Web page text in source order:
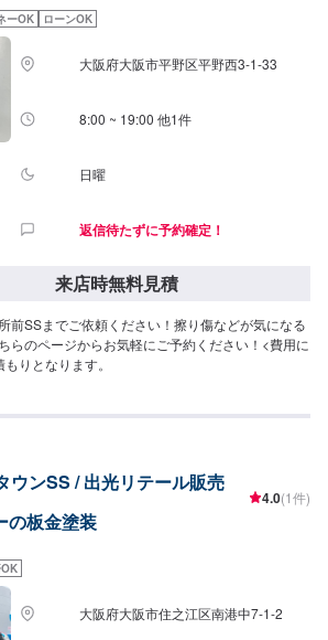
ーOK ローンOK
大阪府大阪市平野区平野西3-1-33
8:00 ~ 19:00 他1件
日曜
返信待たずに予約確定！
来店時無料見積
前SSまでご依頼ください！擦り傷などが気になる
らのページからお気軽にご予約ください！<費用に
りとなります。
ウンSS / 出光リテール販売
の板金塗装
4.0(1件)
大阪府大阪市住之江区南港中7-1-2